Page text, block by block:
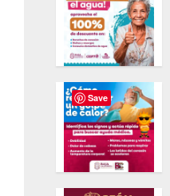
Save